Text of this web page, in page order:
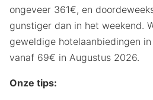
ongeveer 361€, en
gunstiger dan in het weekend.
geweldige hotelaanbiedingen
vanaf 69€ in Augustus 2026.
Onze tips: